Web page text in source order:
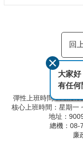
回
彈性上班時間：
核心上班時間：星期一
地址：
總機：08-
廉
大家
有任何